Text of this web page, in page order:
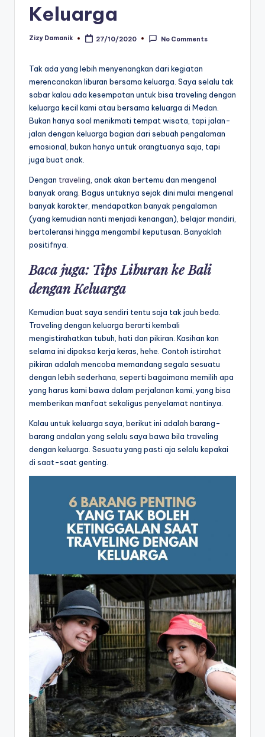
Keluarga
Posted
Zizy Damanik 27/10/2020 No Comments
Tak ada yang lebih menyenangkan dari kegiatan
merencanakan liburan bersama keluarga. Saya selalu tak
sabar kalau ada kesempatan untuk bisa traveling dengan
keluarga kecil kami atau bersama keluarga di Medan.
Bukan hanya soal menikmati tempat wisata, tapi jalan-
jalan dengan keluarga bagian dari sebuah pengalaman
emosional, bukan hanya untuk orangtuanya saja, tapi
juga buat anak.
Dengan traveling , anak akan bertemu dan mengenal
banyak orang. Bagus untuknya sejak dini mulai mengenal
banyak karakter, mendapatkan banyak pengalaman
(yang kemudian nanti menjadi kenangan), belajar mandiri,
bertoleransi hingga mengambil keputusan. Banyaklah
positifnya.
Baca juga: Tips Liburan ke Bali
dengan Keluarga
Kemudian buat saya sendiri tentu saja tak jauh beda.
Traveling dengan keluarga berarti kembali
mengistirahatkan tubuh, hati dan pikiran. Kasihan kan
selama ini dipaksa kerja keras, hehe. Contoh istirahat
pikiran adalah mencoba memandang segala sesuatu
dengan lebih sederhana, seperti bagaimana memilih apa
yang harus kami bawa dalam perjalanan kami, yang bisa
memberikan manfaat sekaligus penyelamat nantinya.
Kalau untuk keluarga saya, berikut ini adalah barang-
barang andalan yang selalu saya bawa bila traveling
dengan keluarga. Sesuatu yang pasti aja selalu kepakai
di saat-saat genting.